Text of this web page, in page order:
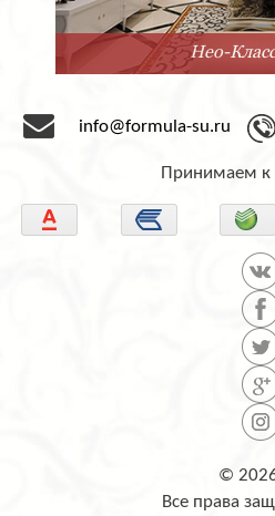
info@formula-su.ru
Принимаем к
©
Все права